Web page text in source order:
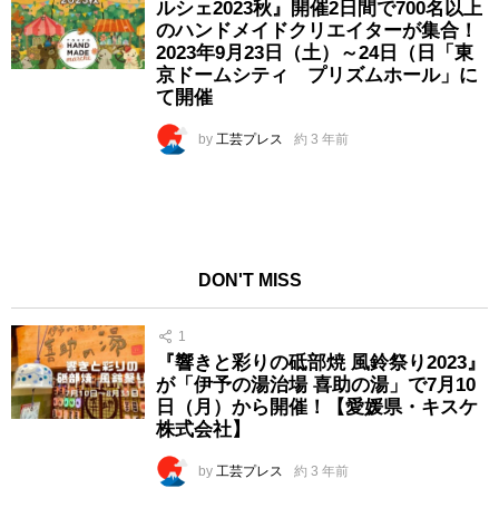
ルシェ2023秋』開催2日間で700名以上
のハンドメイドクリエイターが集合！
2023年9月23日（土）～24日（日「東
京ドームシティ プリズムホール」に
て開催
by 工芸プレス 約 3 年前
DON'T MISS
1
『響きと彩りの砥部焼 風鈴祭り2023』
が「伊予の湯治場 喜助の湯」で7月10
日（月）から開催！【愛媛県・キスケ
株式会社】
by 工芸プレス 約 3 年前